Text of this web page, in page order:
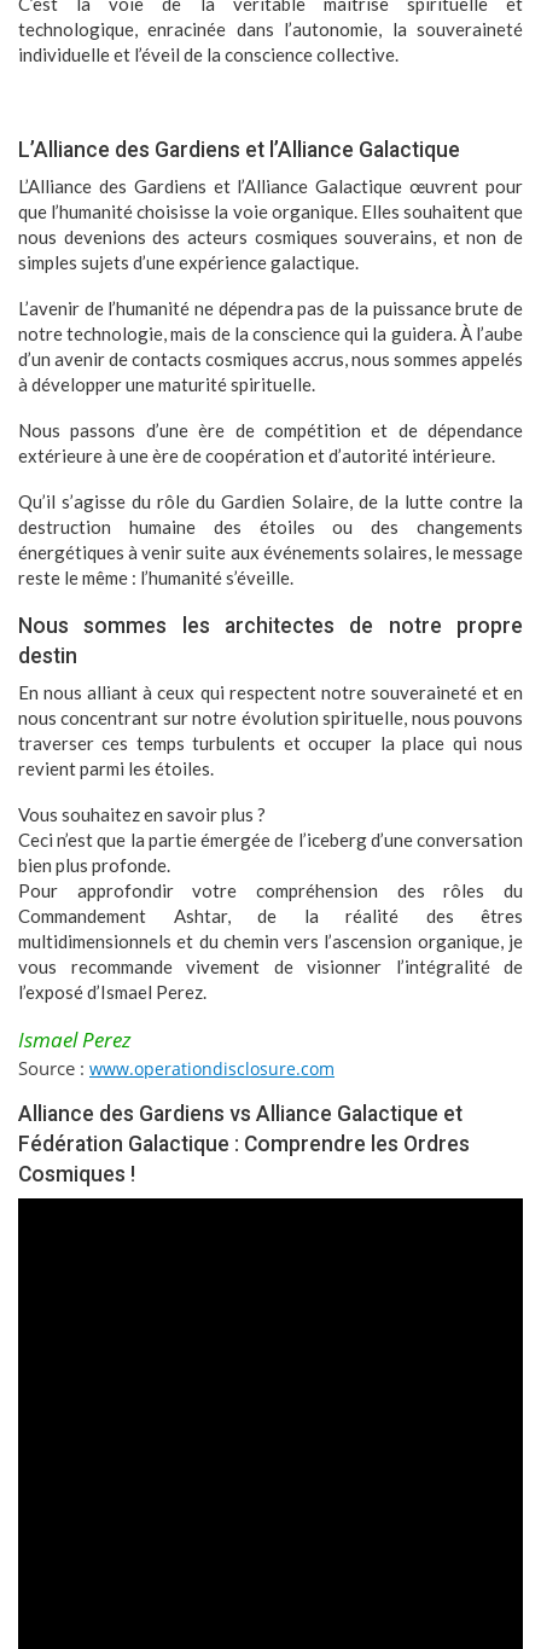
technologique, enracinée dans l’autonomie, la souveraineté
individuelle et l’éveil de la conscience collective.
L’Alliance des Gardiens et l’Alliance Galactique
L’Alliance des Gardiens et l’Alliance Galactique œuvrent pour
que l’humanité choisisse la voie organique. Elles souhaitent que
nous devenions des acteurs cosmiques souverains, et non de
simples sujets d’une expérience galactique.
L’avenir de l’humanité ne dépendra pas de la puissance brute de
notre technologie, mais de la conscience qui la guidera. À l’aube
d’un avenir de contacts cosmiques accrus, nous sommes appelés
à développer une maturité spirituelle.
Nous passons d’une ère de compétition et de dépendance
extérieure à une ère de coopération et d’autorité intérieure.
Qu’il s’agisse du rôle du Gardien Solaire, de la lutte contre la
destruction humaine des étoiles ou des changements
énergétiques à venir suite aux événements solaires, le message
reste le même : l’humanité s’éveille.
Nous sommes les architectes de notre propre
destin
En nous alliant à ceux qui respectent notre souveraineté et en
nous concentrant sur notre évolution spirituelle, nous pouvons
traverser ces temps turbulents et occuper la place qui nous
revient parmi les étoiles.
Vous souhaitez en savoir plus ?
Ceci n’est que la partie émergée de l’iceberg d’une conversation
bien plus profonde.
Pour approfondir votre compréhension des rôles du
Commandement Ashtar, de la réalité des êtres
multidimensionnels et du chemin vers l’ascension organique, je
vous recommande vivement de visionner l’intégralité de
l’exposé d’Ismael Perez.
Ismael Perez
Source : www.operationdisclosure.com
Alliance des Gardiens vs Alliance Galactique et
Fédération Galactique : Comprendre les Ordres
Cosmiques !